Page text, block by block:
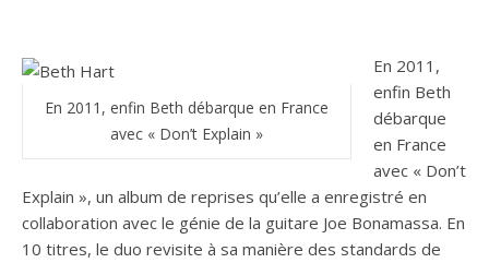
En 2011, enfin Beth débarque en France
avec « Don’t Explain »
En 2011,
enfin Beth
débarque
en France
avec « Don’t
Explain », un album de reprises qu’elle a enregistré en
collaboration avec le génie de la guitare Joe Bonamassa. En
10 titres, le duo revisite à sa manière des standards de